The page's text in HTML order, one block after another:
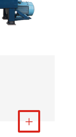
더 보기
